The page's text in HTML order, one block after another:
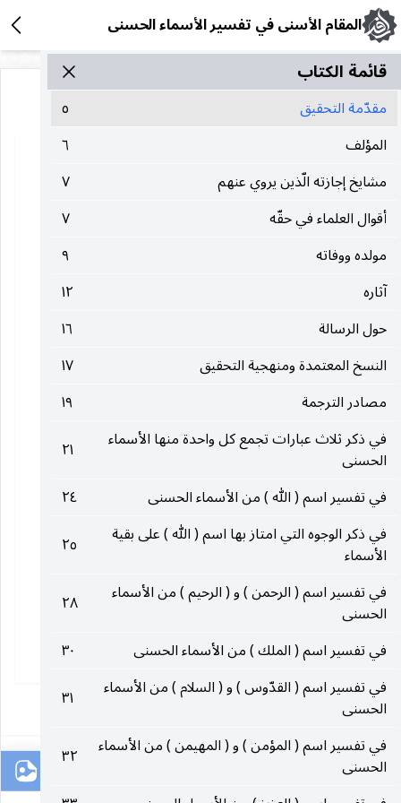
المقام الأسنى في تفسير الأسماء الحسنى
قائمة الکتاب
مقدّمة التحقيق
٥
المؤلف
٦
مشايخ إجازته الّذين يروي عنهم
٧
أقوال العلماء في حقّه
٧
مولده ووفاته
٩
آثاره
١٢
حول الرسالة
١٦
النسخ المعتمدة ومنهجية التحقيق
١٧
مصادر الترجمة
١٩
في ذكر ثلاث عبارات تجمع كل واحدة منها الأسماء
الحسنى
٢١
في تفسير اسم ( الله ) من الأسماء الحسنى
٢٤
في ذكر الوجوه التي امتاز بها اسم ( الله ) على بقية
الأسماء
٢٥
في تفسير اسم ( الرحمن ) و ( الرحيم ) من الأسماء
الحسنى
٢٨
في تفسير اسم ( الملك ) من الأسماء الحسنى
٣٠
في تفسير اسم ( القدّوس ) و ( السلام ) من الأسماء
الحسنى
٣١
في تفسير اسم ( المؤمن ) و ( المهيمن ) من الأسماء
الحسنى
٣٢